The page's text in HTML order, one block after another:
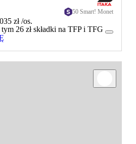
50 Smart! Monet
zł/os.
26 zł składki na TFP i TFG